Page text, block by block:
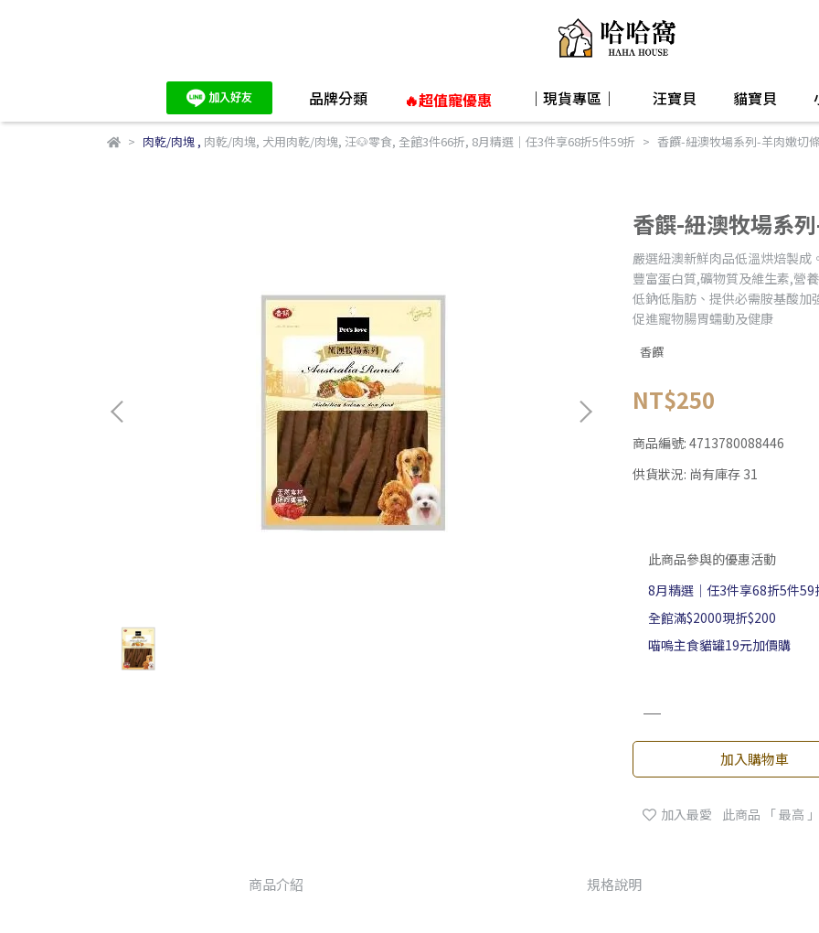
品牌分類 🔥超值寵優惠 ｜現貨專區｜ 汪寶貝 貓寶貝
肉乾/肉塊, 肉乾/肉塊, 犬用肉乾/肉塊, 汪🐶零食, 全館3件66折, 8月精選｜任3件享68折5件59折 香饌-紐澳牧場系列-羊肉嫩切
香饌-紐澳牧場系
嚴選紐澳新鮮肉品低溫烘焙製成
豐富蛋白質,礦物質及維生素,營
低鈉低脂肪、提供必需胺基酸加
促進寵物腸胃蠕動及健康
香饌
NT$250
商品編號: 4713780088446
供貨狀況: 尚有庫存 31
此商品參與的優惠活動
8月精選｜任3件享68折5件59
全館滿$2000現折$200
喵嗚主食貓罐19元加價購
加入購物車
加入最愛 此商品 「 最高
商品介紹 規格說明